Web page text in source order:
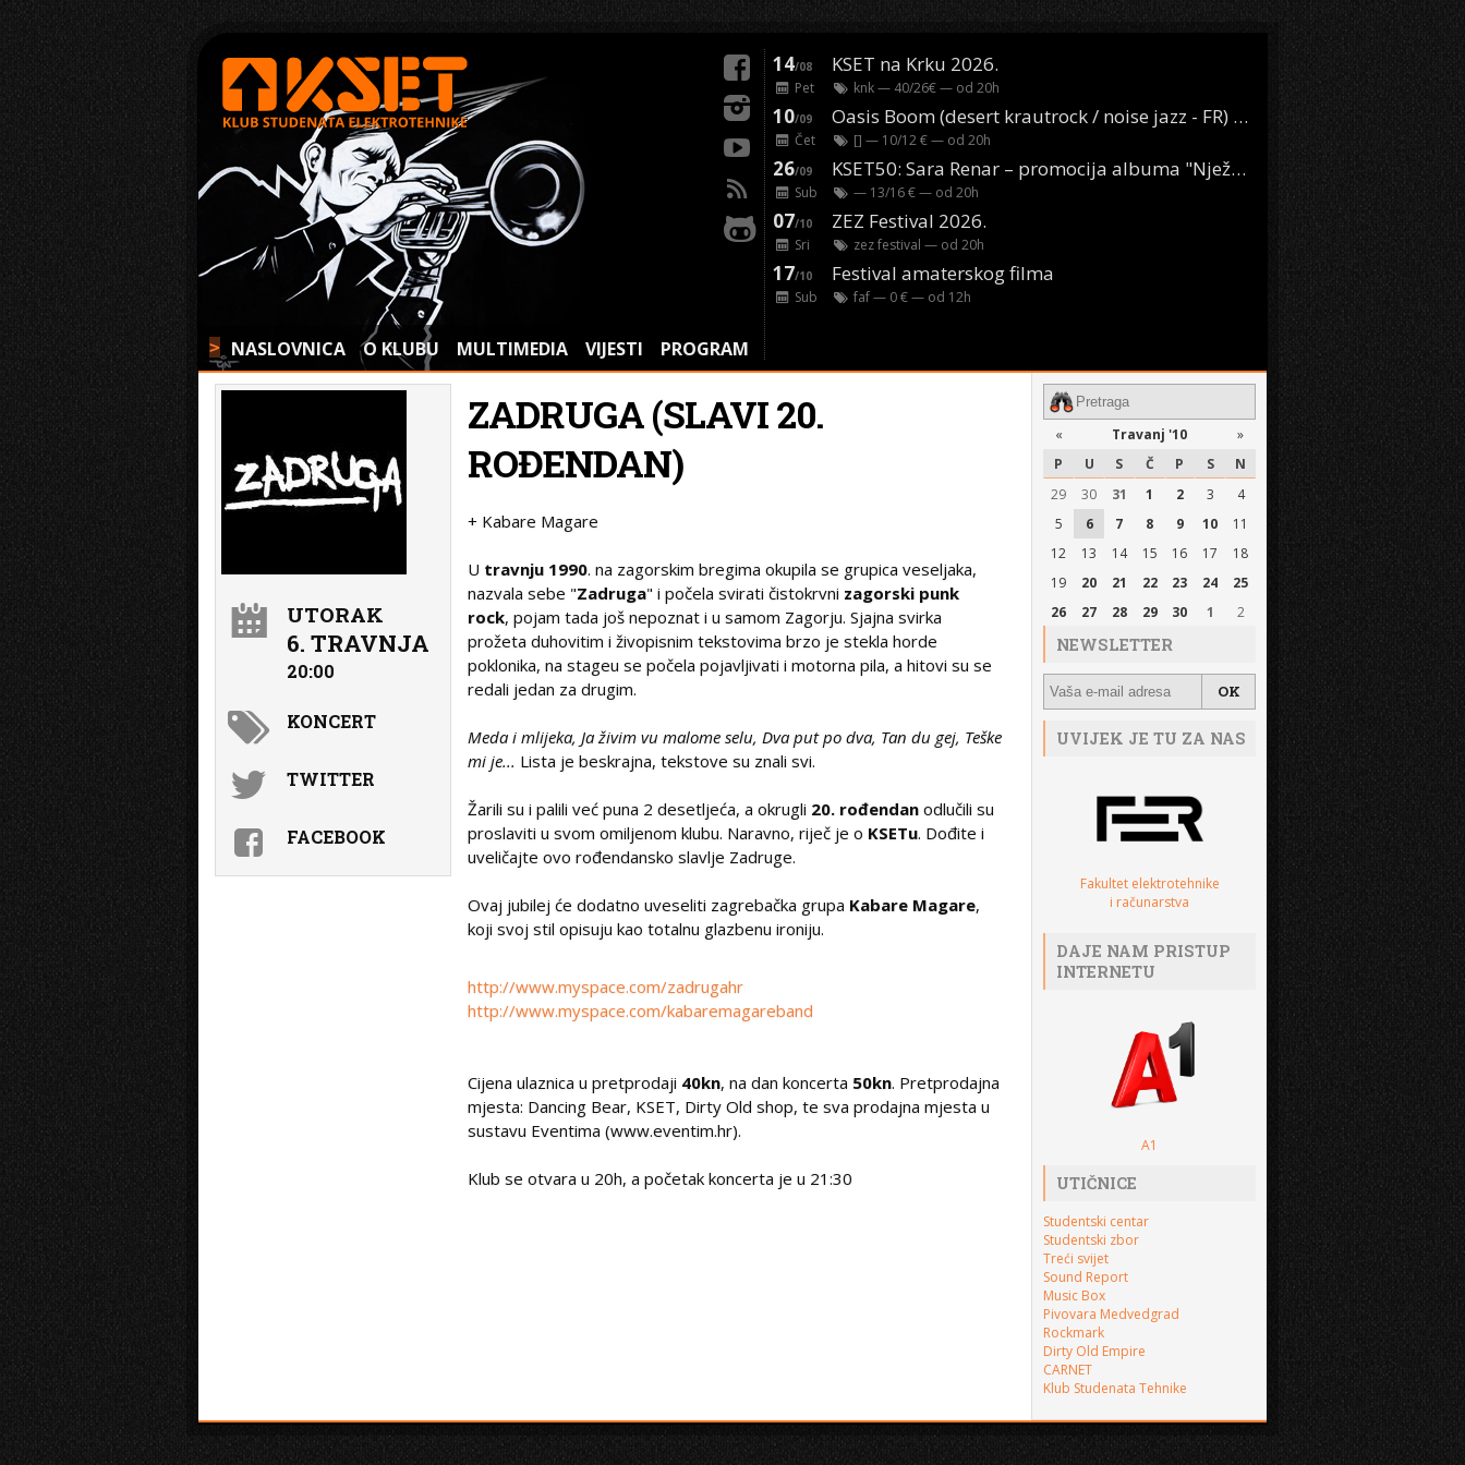
> NASLOVNICA O KLUBU MULTIMEDIA VIJESTI PROGRAM
14/08 KSET na Krku 2026.
Pet knk— 40/26€ — od 20h
10/09 Oasis Boom (desert krautrock / noise jazz - FR) @ KONTEJNER
Čet [] — 10/12 € — od 20h
26/09 KSET50: Sara Renar – promocija albuma "Nježne riječi" @ Močvara
Sub — 13/16 € — od 20h
07/10 ZEZ Festival 2026.
Sri zez festival — od 20h
17/10 Festival amaterskog filma
Sub faf— 0 € — od 12h
ZADRUGA (SLAVI 20.
ROĐENDAN)
+ Kabare Magare
U travnju 1990. na zagorskim bregima okupila se grupica veseljaka,
nazvala sebe "Zadruga" i počela svirati čistokrvni zagorski punk
rock, pojam tada još nepoznat i u samom Zagorju. Sjajna svirka
prožeta duhovitim i živopisnim tekstovima brzo je stekla horde
poklonika, na stageu se počela pojavljivati i motorna pila, a hitovi su se
redali jedan za drugim.
Meda i mlijeka, Ja živim vu malome selu, Dva put po dva, Tan du gej, Teške
mi je... Lista je beskrajna, tekstove su znali svi.
Žarili su i palili već puna 2 desetljeća, a okrugli 20. rođendan odlučili su
proslaviti u svom omiljenom klubu. Naravno, riječ je o KSETu. Dođite i
uveličajte ovo rođendansko slavlje Zadruge.
Ovaj jubilej će dodatno uveseliti zagrebačka grupa Kabare Magare,
koji svoj stil opisuju kao totalnu glazbenu ironiju.
http://www.myspace.com/zadrugahr
http://www.myspace.com/kabaremagareband
Cijena ulaznica u pretprodaji 40kn, na dan koncerta 50kn. Pretprodajna
mjesta: Dancing Bear, KSET, Dirty Old shop, te sva prodajna mjesta u
sustavu Eventima (www.eventim.hr).
Klub se otvara u 20h, a početak koncerta je u 21:30
UTORAK
6. TRAVNJA
20:00
KONCERT
TWITTER
FACEBOOK
« Travanj '10
»
P
U S Č P S
N
29
30 31 1 2 3
4
5
6 7 8 9 10
11
12
13 14 15 16 17
18
19
20 21 22 23 24
25
26
27 28 29 30 1 2
NEWSLETTER
UVIJEK JE TU ZA NAS
Fakultet elektrotehnike
i računarstva
DAJE NAM PRISTUP
INTERNETU
A1
UTIČNICE
Studentski centar
Studentski zbor
Treći svijet
Sound Report
Music Box
Pivovara Medvedgrad
Rockmark
Dirty Old Empire
CARNET
Klub Studenata Tehnike